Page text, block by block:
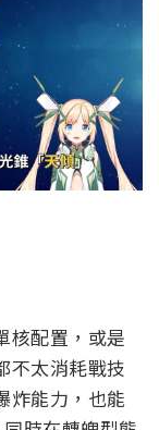
核配置，或是
不太消耗戰技
炸能力，也能